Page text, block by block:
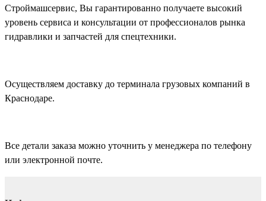
Строймашсервис, Вы гарантированно получаете высокий
уровень сервиса и консультации от профессионалов рынка
гидравлики и запчастей для спецтехники.
Осуществляем доставку до терминала грузовых компаний в
Краснодаре.
Все детали заказа можно уточнить у менеджера по телефону
или электронной почте.